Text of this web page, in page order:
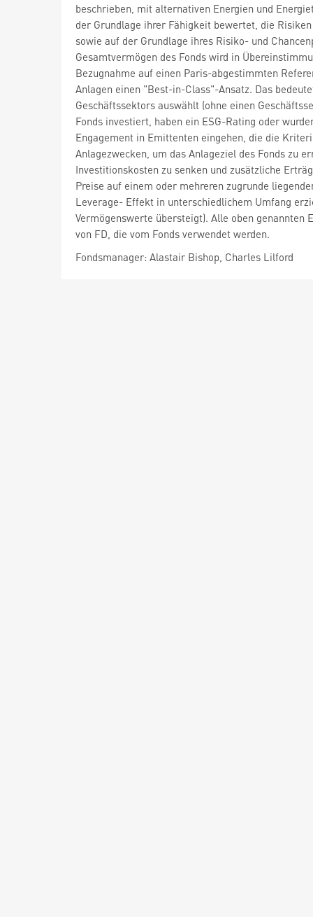
beschrieben, mit alternativen Energien und
der Grundlage ihrer Fähigkeit bewertet, die
sowie auf der Grundlage ihres Risiko- und
Gesamtvermögen des Fonds wird in
Bezugnahme auf einen Paris-abgestimmten
Anlagen einen "Best-in-Class"-Ansatz. Das
Geschäftssektors auswählt (ohne einen
Fonds investiert, haben ein ESG-Rating oder
Engagement in Emittenten eingehen, die die
Anlagezwecken, um das Anlageziel des Fonds zu
Investitionskosten zu senken und zusätzliche
Preise auf einem oder mehreren zugrunde
Leverage- Effekt in unterschiedlichem Umfang
Vermögenswerte übersteigt). Alle oben genannten
von FD, die vom Fonds verwendet werden.
Fondsmanager: Alastair Bishop, Charles Lilford